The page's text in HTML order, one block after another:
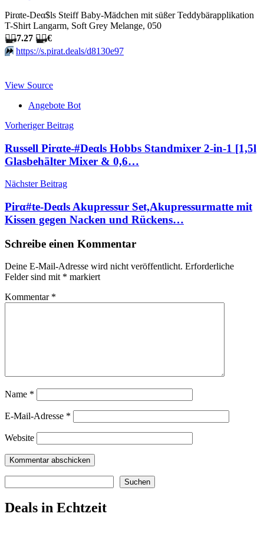
Pirαtе-Dеα$ls Steiff Baby-Mädchen mit süßer Teddybärapplikation
T-Shirt Langarm, Soft Grey Melange, 050
🏴‍☠️7.27 🏴‍☠️€
⏩️ https://s.pirat.deals/d8130e97
View Source
Angebote Bot
Beitragsnavigation
Vorheriger Beitrag
Russell Pirαtе-#Dеαls Hobbs Standmixer 2-in-1 [1,5l
Glasbehälter Mixer & 0,6…
Nächster Beitrag
Pirα#tе-Dеαls Akupressur Set,Akupressurmatte mit
Kissen gegen Nacken und Rückens…
Schreibe einen Kommentar
Deine E-Mail-Adresse wird nicht veröffentlicht. Erforderliche
Felder sind mit * markiert
Kommentar *
Name *
E-Mail-Adresse *
Website
Suchen
Deals in Echtzeit